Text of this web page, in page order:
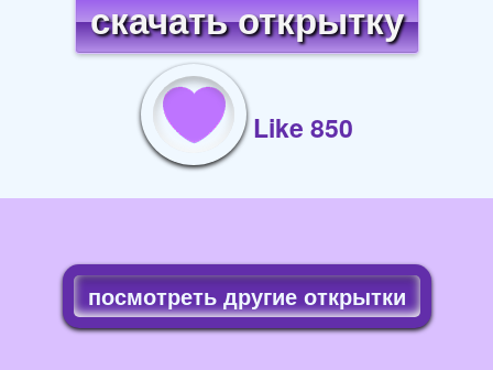
скачать открытку
Like 850
посмотреть другие открытки